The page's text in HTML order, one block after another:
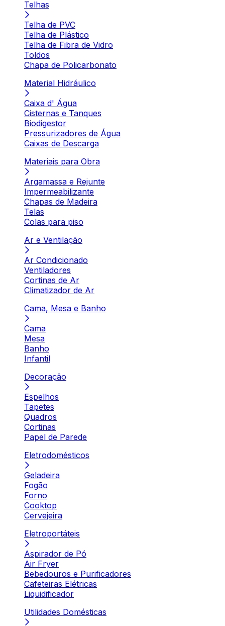
Telhas
Telha de PVC
Telha de Plástico
Telha de Fibra de Vidro
Toldos
Chapa de Policarbonato
Material Hidráulico
Caixa d' Água
Cisternas e Tanques
Biodigestor
Pressurizadores de Água
Caixas de Descarga
Materiais para Obra
Argamassa e Rejunte
Impermeabilizante
Chapas de Madeira
Telas
Colas para piso
Ar e Ventilação
Ar Condicionado
Ventiladores
Cortinas de Ar
Climatizador de Ar
Cama, Mesa e Banho
Cama
Mesa
Banho
Infantil
Decoração
Espelhos
Tapetes
Quadros
Cortinas
Papel de Parede
Eletrodomésticos
Geladeira
Fogão
Forno
Cooktop
Cervejeira
Eletroportáteis
Aspirador de Pó
Air Fryer
Bebedouros e Purificadores
Cafeteiras Elétricas
Liquidificador
Utilidades Domésticas